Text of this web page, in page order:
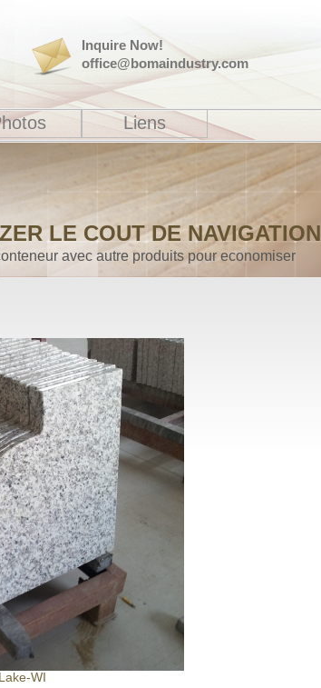
Inquire Now!
office@bomaindustry.com
Liens
LE COUT DE NAVIGATION
avec autre produits pour economiser
WI